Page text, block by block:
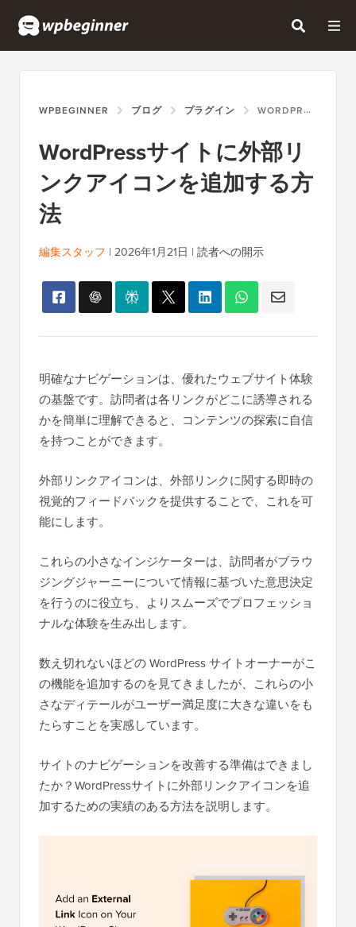
WPBEGINNER ブログ プラグイン WORDPRESSサイトに外部リンクアイコンを追加する方法
WordPressサイトに外部リ
ンクアイコンを追加する方
法
編集スタッフ | 2026年1月21日 | 読者への開示
明確なナビゲーションは、優れたウェブサイト体験
の基盤です。訪問者は各リンクがどこに誘導される
かを簡単に理解できると、コンテンツの探索に自信
を持つことができます。
外部リンクアイコンは、外部リンクに関する即時の
視覚的フィードバックを提供することで、これを可
能にします。
これらの小さなインジケーターは、訪問者がブラウ
ジングジャーニーについて情報に基づいた意思決定
を行うのに役立ち、よりスムーズでプロフェッショ
ナルな体験を生み出します。
数え切れないほどの WordPress サイトオーナーがこ
の機能を追加するのを見てきましたが、これらの小
さなディテールがユーザー満足度に大きな違いをも
たらすことを実感しています。
サイトのナビゲーションを改善する準備はできまし
たか？WordPressサイトに外部リンクアイコンを追
加するための実績のある方法を説明します。